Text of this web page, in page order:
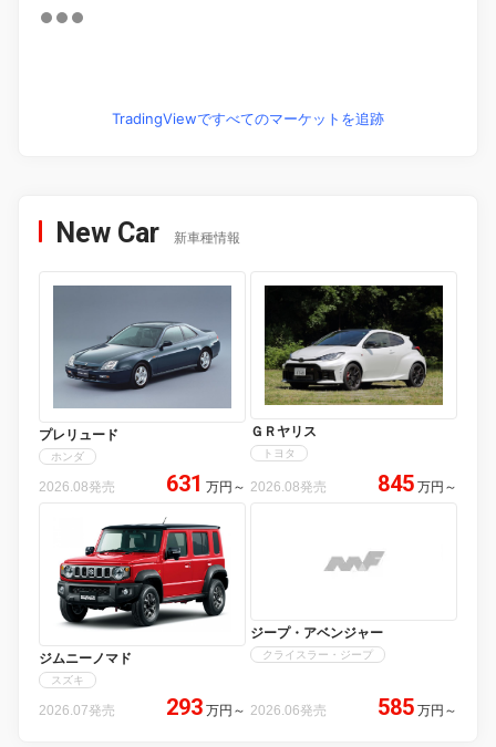
TradingViewですべてのマーケットを追跡
New Car 新車種情報
プレリュード
ホンダ
2026.08発売 631 万円 ～
ＧＲヤリス
トヨタ
2026.08発売 845 万円 ～
ジムニーノマド
スズキ
2026.07発売 293 万円 ～
ジープ・アベンジャー
クライスラー・ジープ
2026.06発売 585 万円 ～